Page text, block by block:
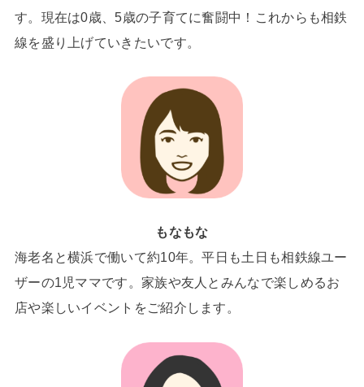
す。現在は0歳、5歳の子育てに奮闘中！これからも相鉄
線を盛り上げていきたいです。
もなもな
海老名と横浜で働いて約10年。平日も土日も相鉄線ユー
ザーの1児ママです。家族や友人とみんなで楽しめるお
店や楽しいイベントをご紹介します。